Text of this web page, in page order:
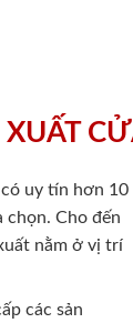
uy tín hơn 10
Cho đến
nằm ở vị trí
các sản